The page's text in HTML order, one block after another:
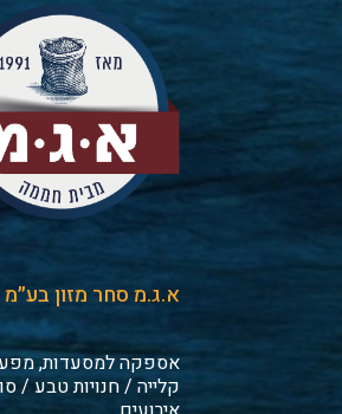
א.ג.מ סחר מזון בע״מ
אספקה למסעדות,
קלייה / חנויות טבע /